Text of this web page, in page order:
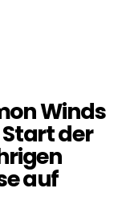
Winds
der
auf